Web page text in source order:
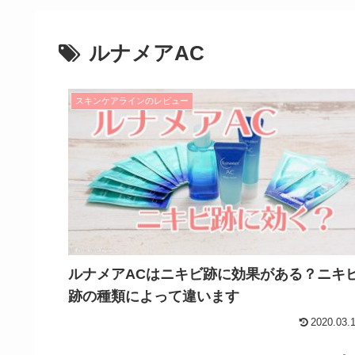
ルナメアAC
スキンケアラインのレビュー
ルナメアACはニキビ跡に効果がある？ニキ
跡の種類によって違います